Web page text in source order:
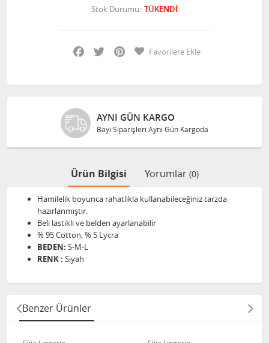
Stok Durumu TÜKENDİ
Facebook
Twitter PinterestFavorilere Ekle
AYNI GÜN KARGO
Bayi Siparişleri Aynı Gün Kargoda
Ürün Bilgisi Yorumlar (0)
Hamilelik boyunca rahatlıkla kullanabileceğiniz tarzda
hazırlanmıştır.
Beli lastikli ve belden ayarlanabilir
% 95 Cotton, % 5 Lycra
BEDEN: S-M-L
RENK : Siyah
Benzer Ürünler